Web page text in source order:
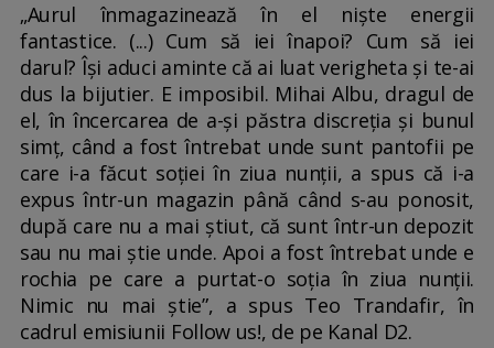
„Aurul înmagazinează în el niște energii
fantastice. (...) Cum să iei înapoi? Cum să iei
darul? Își aduci aminte că ai luat verigheta și te-ai
dus la bijutier. E imposibil. Mihai Albu, dragul de
el, în încercarea de a-și păstra discreția și bunul
simț, când a fost întrebat unde sunt pantofii pe
care i-a făcut soției în ziua nunții, a spus că i-a
expus într-un magazin până când s-au ponosit,
după care nu a mai știut, că sunt într-un depozit
sau nu mai știe unde. Apoi a fost întrebat unde e
rochia pe care a purtat-o soția în ziua nunții.
Nimic nu mai știe”, a spus Teo Trandafir, în
cadrul emisiunii Follow us!, de pe Kanal D2.